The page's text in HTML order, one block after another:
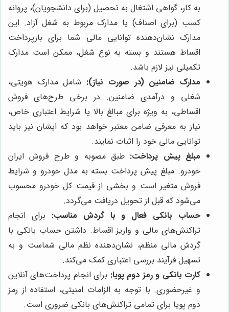
به کار، گواهی اشتغال به تحصیل (برای دانشجویان)، پروانه
کسب (برای اصناف) یا مدارک مربوط به شغل آزاد. این
مدارک نشان‌دهنده توانایی مالی شما برای بازپرداخت
اقساط هستند و بسته به نوع شغل، ممکن است مدارک
تکمیلی نیز لازم باشد.
مدارک ضامنین (در صورت نیاز): شامل مدارک هویتی،
شغلی و درآمدی ضامنین. در برخی طرح‌های فروش
اقساطی، به ویژه برای مبالغ بالا یا شرایط اعتباری خاص،
نیاز به معرفی ضامن معتبر خواهد بود که ایشان نیز باید
توانایی مالی خود را اثبات نمایند.
مبلغ پیش پرداخت: طبق مصوبه و طرح فروش ایران
خودرو. مبلغ پیش پرداخت بسته به مدل خودرو و شرایط
فروش متغیر است و بخشی از قیمت کل خودرو محسوب
می‌شود که قبل از تحویل دریافت می‌گردد.
حساب بانکی فعال و با گردش مناسب: برای انجام
تراکنش‌های مالی و واریز اقساط. داشتن حساب بانکی با
گردش مالی منظم، نشان‌دهنده نظم مالی شماست و به
تسهیل فرآیند بررسی اعتباری کمک می‌کند.
کارت بانکی و رمز دوم پویا: برای انجام پرداخت‌های آنلاین
و غیرحضوری. با توجه به الزامات امنیتی، استفاده از رمز
دوم پویا برای تمامی تراکنش‌های بانکی ضروری است.